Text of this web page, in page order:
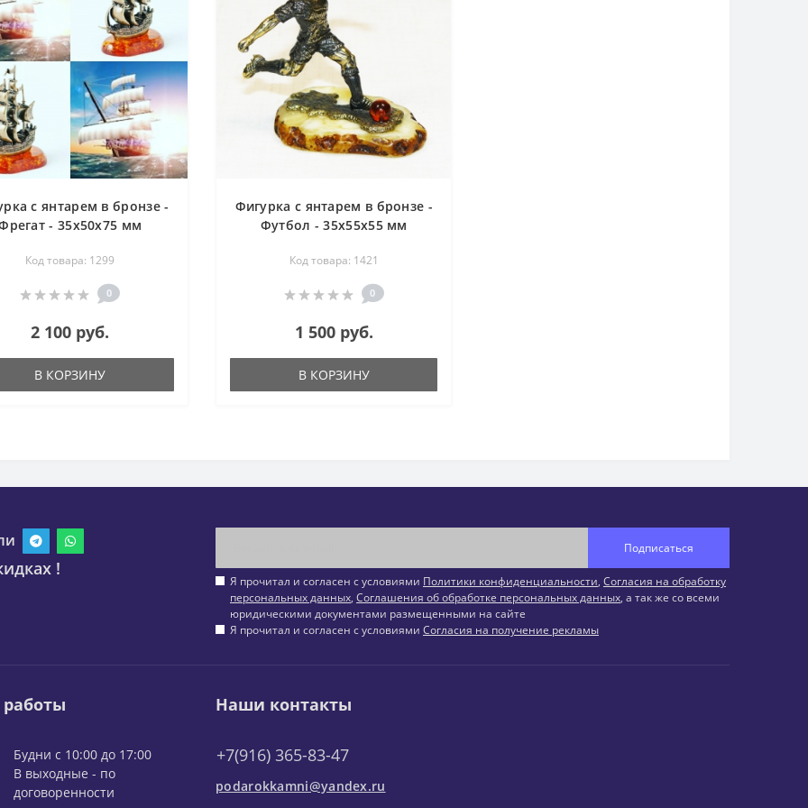
с янтарем в бронзе -
- 35х50х75 мм
Код товара: 1299
0
2 100 руб.
В КОРЗИНУ
Фигурка с янтарем в бронзе -
Футбол - 35х55х55 мм
Код товара: 1421
0
1 500 руб.
В КОРЗИНУ
!
Подписаться
Я прочитал и согласен с условиями Политики конфиденциальности, Согласия на обработку
персональных данных, Соглашения об обработке персональных данных, а так же со всеми
юридическими документами размещенными на сайте
Я прочитал и согласен с условиями Согласия на получение рекламы
Будни с 10:00 до 17:00
В выходные - по
договоренности
Наши контакты
+7(916) 365-83-47
podarokkamni@yandex.ru